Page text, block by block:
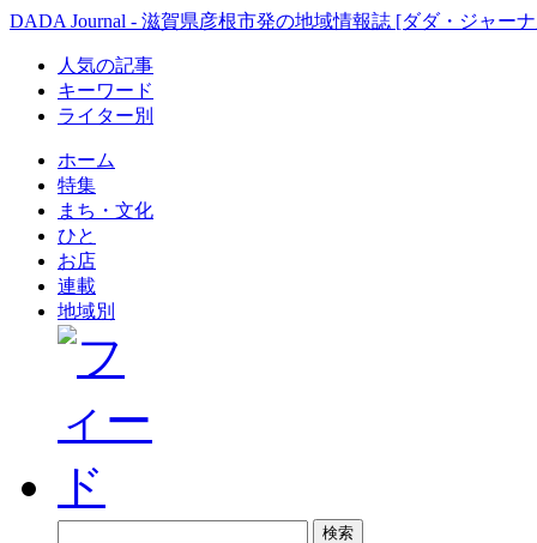
DADA Journal - 滋賀県彦根市発の地域情報誌 [ダダ・ジャー
人気の記事
キーワード
ライター別
ホーム
特集
まち・文化
ひと
お店
連載
地域別